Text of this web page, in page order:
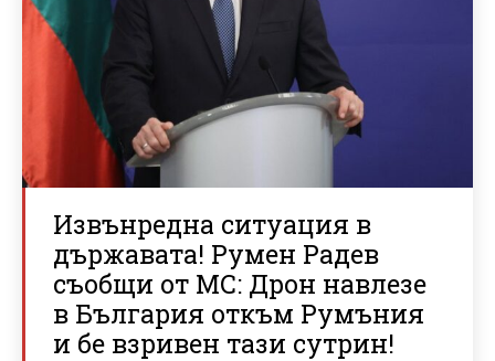
Извънредна ситуация в
държавата! Румен Радев
съобщи от МС: Дрон навлезе
в България откъм Румъния
и бе взривен тази сутрин!